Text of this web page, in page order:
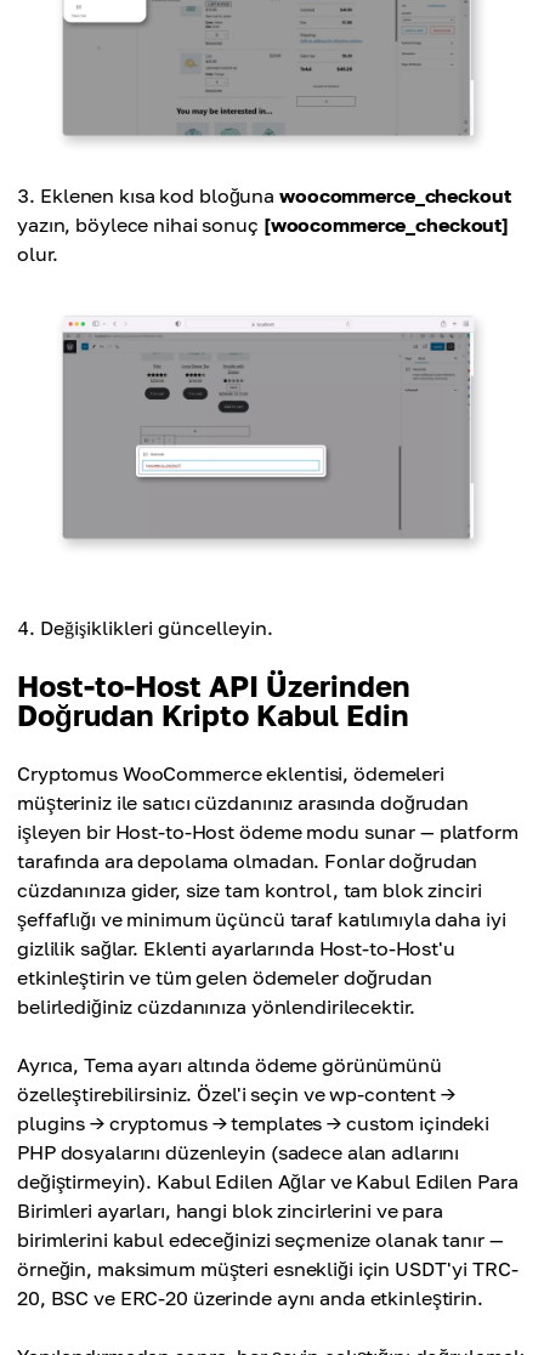
Eklenen kısa kod bloğunawoocommerce_checkout
yazın, böylece nihai sonuç [woocommerce_checkout]
olur.
Değişiklikleri güncelleyin.
Host-to-Host API Üzerinden
Doğrudan Kripto Kabul Edin
Cryptomus WooCommerce eklentisi, ödemeleri
müşteriniz ile satıcı cüzdanınız arasında doğrudan
işleyen bir Host-to-Host ödeme modu sunar — platform
tarafında ara depolama olmadan. Fonlar doğrudan
cüzdanınıza gider, size tam kontrol, tam blok zinciri
şeffaflığı ve minimum üçüncü taraf katılımıyla daha iyi
gizlilik sağlar. Eklenti ayarlarında Host-to-Host'u
etkinleştirin ve tüm gelen ödemeler doğrudan
belirlediğiniz cüzdanınıza yönlendirilecektir.
Ayrıca, Tema ayarı altında ödeme görünümünü
özelleştirebilirsiniz. Özel'i seçin ve wp-content →
plugins → cryptomus → templates → custom içindeki
PHP dosyalarını düzenleyin (sadece alan adlarını
değiştirmeyin). Kabul Edilen Ağlar ve Kabul Edilen Para
Birimleri ayarları, hangi blok zincirlerini ve para
birimlerini kabul edeceğinizi seçmenize olanak tanır —
örneğin, maksimum müşteri esnekliği için USDT'yi TRC-
20, BSC ve ERC-20 üzerinde aynı anda etkinleştirin.